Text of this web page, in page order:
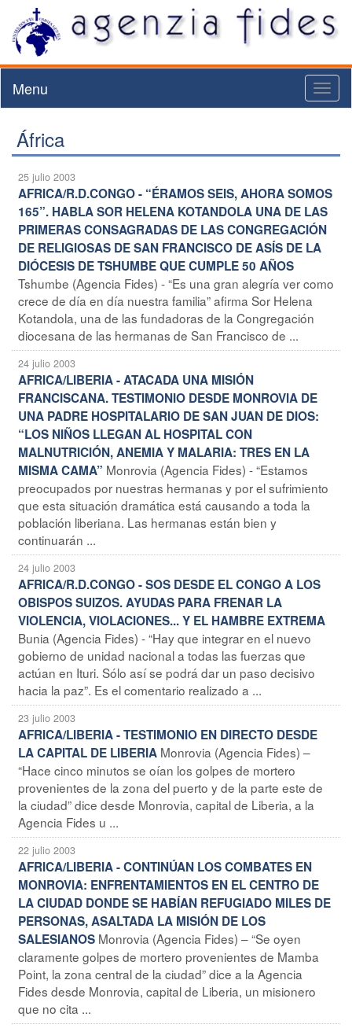
Menu
África
25 julio 2003
AFRICA/R.D.CONGO - “ÉRAMOS SEIS, AHORA SOMOS
165”. HABLA SOR HELENA KOTANDOLA UNA DE LAS
PRIMERAS CONSAGRADAS DE LAS CONGREGACIÓN
DE RELIGIOSAS DE SAN FRANCISCO DE ASÍS DE LA
DIÓCESIS DE TSHUMBE QUE CUMPLE 50 AÑOS
Tshumbe (Agencia Fides) - “Es una gran alegría ver como
crece de día en día nuestra familia” afirma Sor Helena
Kotandola, una de las fundadoras de la Congregación
diocesana de las hermanas de San Francisco de ...
24 julio 2003
AFRICA/LIBERIA - ATACADA UNA MISIÓN
FRANCISCANA. TESTIMONIO DESDE MONROVIA DE
UNA PADRE HOSPITALARIO DE SAN JUAN DE DIOS:
“LOS NIÑOS LLEGAN AL HOSPITAL CON
MALNUTRICIÓN, ANEMIA Y MALARIA: TRES EN LA
MISMA CAMA” Monrovia (Agencia Fides) - “Estamos
preocupados por nuestras hermanas y por el sufrimiento
que esta situación dramática está causando a toda la
población liberiana. Las hermanas están bien y
continuarán ...
24 julio 2003
AFRICA/R.D.CONGO - SOS DESDE EL CONGO A LOS
OBISPOS SUIZOS. AYUDAS PARA FRENAR LA
VIOLENCIA, VIOLACIONES... Y EL HAMBRE EXTREMA
Bunia (Agencia Fides) - “Hay que integrar en el nuevo
gobierno de unidad nacional a todas las fuerzas que
actúan en Ituri. Sólo así se podrá dar un paso decisivo
hacia la paz”. Es el comentario realizado a ...
23 julio 2003
AFRICA/LIBERIA - TESTIMONIO EN DIRECTO DESDE
LA CAPITAL DE LIBERIA Monrovia (Agencia Fides) –
“Hace cinco minutos se oían los golpes de mortero
provenientes de la zona del puerto y de la parte este de
la ciudad” dice desde Monrovia, capital de Liberia, a la
Agencia Fides u ...
22 julio 2003
AFRICA/LIBERIA - CONTINÚAN LOS COMBATES EN
MONROVIA: ENFRENTAMIENTOS EN EL CENTRO DE
LA CIUDAD DONDE SE HABÍAN REFUGIADO MILES DE
PERSONAS, ASALTADA LA MISIÓN DE LOS
SALESIANOS Monrovia (Agencia Fides) – “Se oyen
claramente golpes de mortero provenientes de Mamba
Point, la zona central de la ciudad” dice a la Agencia
Fides desde Monrovia, capital de Liberia, un misionero
que no cita ...